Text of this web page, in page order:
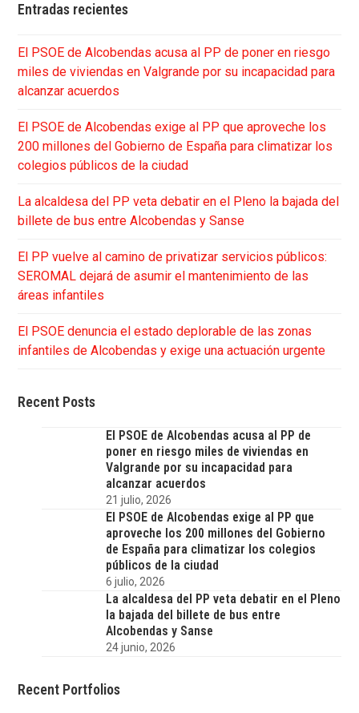
Entradas recientes
El PSOE de Alcobendas acusa al PP de poner en riesgo
miles de viviendas en Valgrande por su incapacidad para
alcanzar acuerdos
El PSOE de Alcobendas exige al PP que aproveche los
200 millones del Gobierno de España para climatizar los
colegios públicos de la ciudad
La alcaldesa del PP veta debatir en el Pleno la bajada del
billete de bus entre Alcobendas y Sanse
El PP vuelve al camino de privatizar servicios públicos:
SEROMAL dejará de asumir el mantenimiento de las
áreas infantiles
El PSOE denuncia el estado deplorable de las zonas
infantiles de Alcobendas y exige una actuación urgente
Recent Posts
El PSOE de Alcobendas acusa al PP de
poner en riesgo miles de viviendas en
Valgrande por su incapacidad para
alcanzar acuerdos
21 julio, 2026
El PSOE de Alcobendas exige al PP que
aproveche los 200 millones del Gobierno
de España para climatizar los colegios
públicos de la ciudad
6 julio, 2026
La alcaldesa del PP veta debatir en el Pleno
la bajada del billete de bus entre
Alcobendas y Sanse
24 junio, 2026
Recent Portfolios